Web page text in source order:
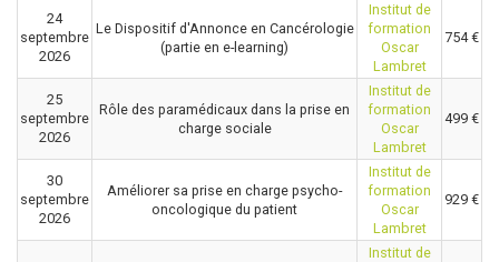
24
septembre
2026
Le Dispositif d'Annonce en Cancérologie
(partie en e-learning)
Institut de
formation
Oscar
Lambret
754 €
25
septembre
2026
Rôle des paramédicaux dans la prise en
charge sociale
Institut de
formation
Oscar
Lambret
499 €
30
septembre
2026
Améliorer sa prise en charge psycho-
oncologique du patient
Institut de
formation
Oscar
Lambret
929 €
Institut de